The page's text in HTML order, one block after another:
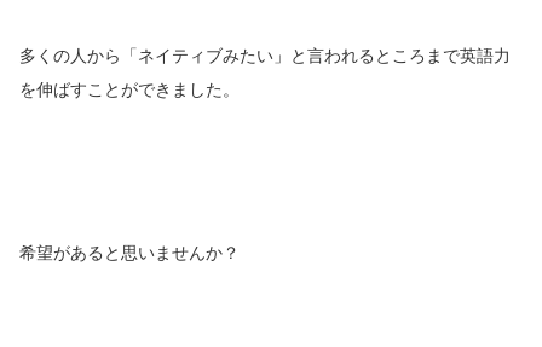
多くの人から「ネイティブみたい」と言われるところまで英語力
を伸ばすことができました。
希望があると思いませんか？